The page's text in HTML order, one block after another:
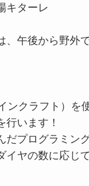
キターレ
、午後から野外
ンクラフト）を
行います！
だプログラミン
イヤの数に応じ